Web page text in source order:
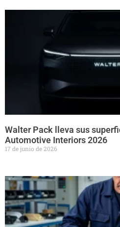
Walter Pack lleva sus
Automotive Interiors 2026
17 de junio de 2026